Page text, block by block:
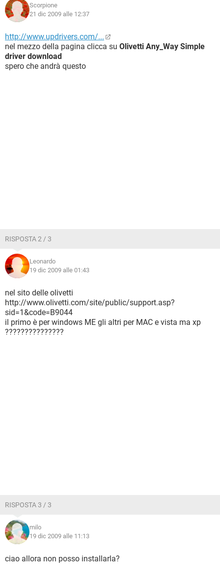
Scorpione
21 dic 2009 alle 12:37
http://www.updrivers.com/...
nel mezzo della pagina clicca su Olivetti Any_Way Simple
driver download
spero che andrà questo
RISPOSTA 2 / 3
Leonardo
19 dic 2009 alle 01:43
nel sito delle olivetti
http://www.olivetti.com/site/public/support.asp?
sid=1&code=B9044
il primo è per windows ME gli altri per MAC e vista ma xp
???????????????
RISPOSTA 3 / 3
milo
19 dic 2009 alle 11:13
ciao allora non posso installarla?